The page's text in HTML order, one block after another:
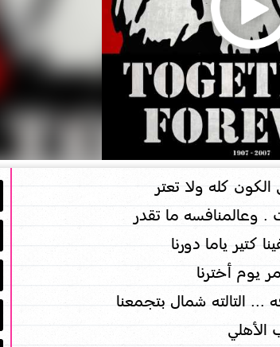
كله ولا تعتر
. وعالمنافسه ما تقدر
كتير ياما دورنا
يوم أخترنا
... التالته شمال بتجمعنا